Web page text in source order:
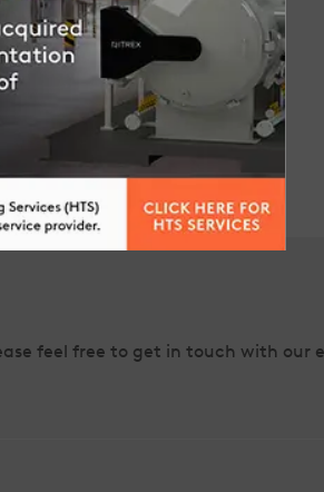
feel free to get in touch with our